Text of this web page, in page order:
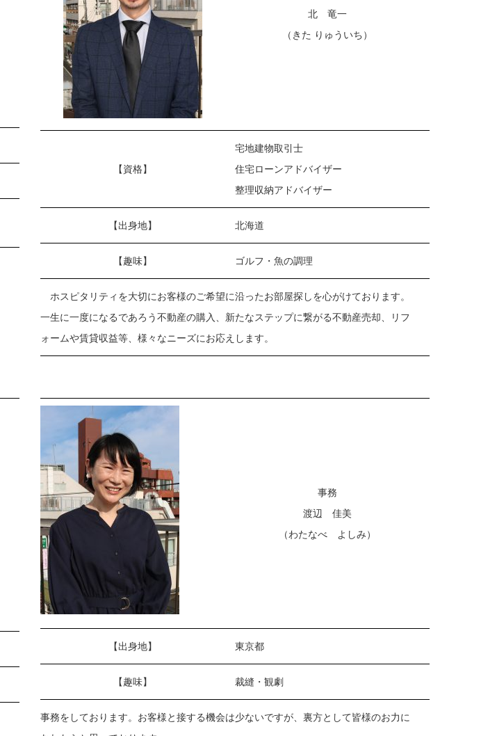
北 竜一
（きた りゅういち）
【資格】
宅地建物取引士
住宅ローンアドバイザー
整理収納アドバイザー
【出身地】 北海道
【趣味】 ゴルフ・魚の調理
ホスピタリティを大切にお客様のご希望に沿ったお部屋探しを心がけております。
一生に一度になるであろう不動産の購入、新たなステップに繋がる不動産売却、リフ
ォームや賃貸収益等、様々なニーズにお応えします。
事務
渡辺 佳美
（わたなべ よしみ）
【出身地】 東京都
【趣味】 裁縫・観劇
事務をしております。お客様と接する機会は少ないですが、裏方として皆様のお力に